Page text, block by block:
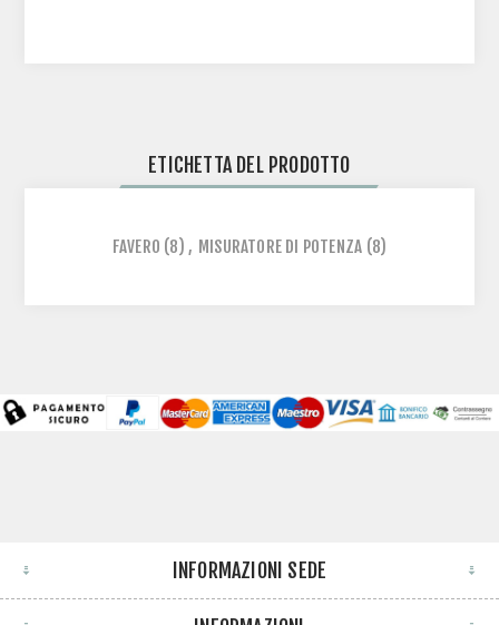
ETICHETTA DEL PRODOTTO
FAVERO (8) , MISURATORE DI POTENZA (8)
INFORMAZIONI SEDE